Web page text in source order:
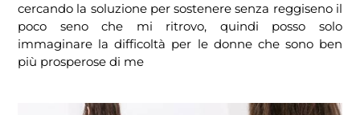
cercando la soluzione per sostenere senza reggiseno il
poco seno che mi ritrovo, quindi posso solo
immaginare la difficoltà per le donne che sono ben
più prosperose di me